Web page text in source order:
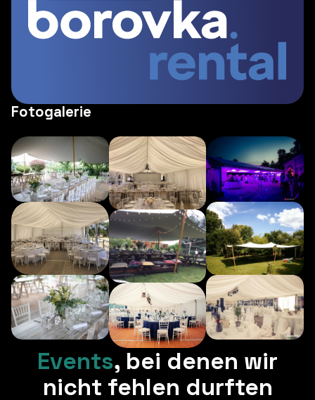
Fotogalerie
Events, bei denen wir
nicht fehlen durften